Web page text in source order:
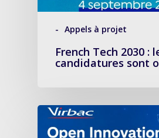
- Appels à projet
French Tech 2030 :
candidatures sont